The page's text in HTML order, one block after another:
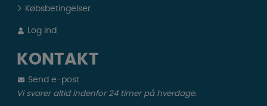
Købsbetingelser
Log ind
KONTAKT
Send e-post
Vi svarer altid indenfor 24 timer på hverdage.